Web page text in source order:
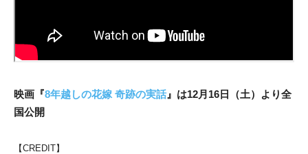
映画『8年越しの花嫁 奇跡の実話』は12月16日（土）より全
国公開
【CREDIT】